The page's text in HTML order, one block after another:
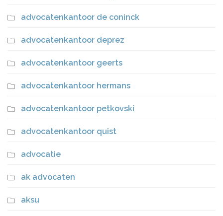
advocatenkantoor de coninck
advocatenkantoor deprez
advocatenkantoor geerts
advocatenkantoor hermans
advocatenkantoor petkovski
advocatenkantoor quist
advocatie
ak advocaten
aksu